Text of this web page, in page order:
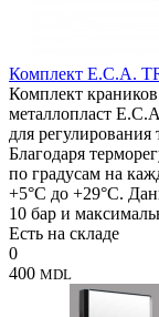
Комплект E.C.A.
Комплект краников
металлопласт
для
Благодаря
по градусам на
+5°C до +29°C.
10 бар и
Есть на складе
0
400 MDL